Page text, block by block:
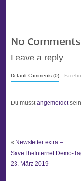
No
Leave a reply
Default Comments (0)
Du musstangemeldet
« Newsletter extra –
SaveTheInternet Demo-
23. März 2019